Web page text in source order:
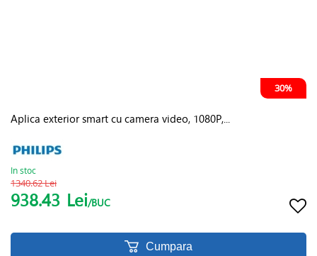
30%
Aplica exterior smart cu camera video, 1080P,...
In stoc
1340.62 Lei
938.43 Lei/BUC
Cumpara